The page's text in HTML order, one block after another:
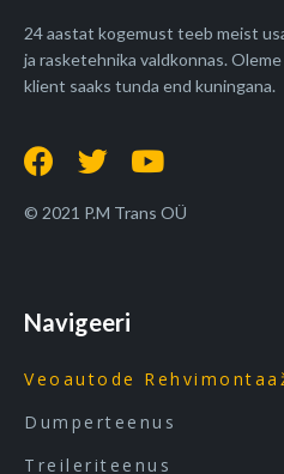
24 aastat kogemust teeb meist
ja rasketehnika valdkonnas.
klient saaks tunda end kuningana.
© 2021 P.M Trans OÜ
Navigeeri
Veoautode
Dumperteenus
Treileriteenus